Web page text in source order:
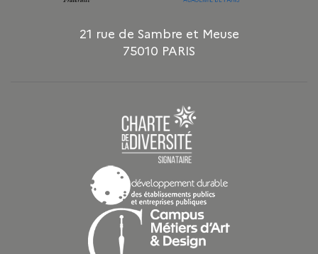
21 rue de Sambre et Meuse
75010 PARIS